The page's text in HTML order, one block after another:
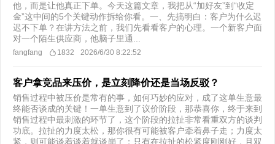
他，而是让他真正下单。今天这篇文章，我把从“加好友”到“收定
金”这中间的5个关键动作拆给你看。一、先搞明白：客户为什么迟
迟不下单？在讲方法之前，我们先看看客户的心理。一个新客户面
对一个陌生供应商，他脑子里通...
fangfang 1832 2026/6/30 8:22:52
客户拿竞品来压价，是立刻降价还是当场反驳？
销售过程中被压价是常有的事，如何巧妙的应对，成了这单生意最
终能否谈成的关键！一单生意到了议价阶段，那恭喜你，终于来到
销售过程中最刺激的环节了，这个阶段的拉扯非常看重双方的谈判
功底。拉扯的力度太松，那你很有可能被客户牵着鼻子走；力度太
紧，则可能谈着谈着就谈崩了；只有在拉扯的松紧度刚刚好，且双